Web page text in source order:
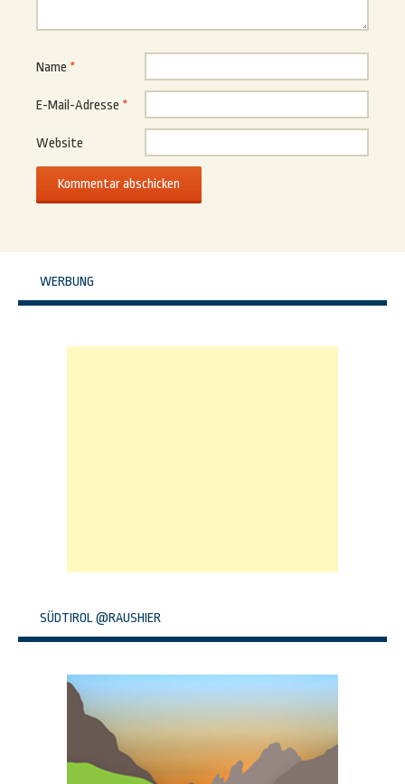
Name *
E-Mail-Adresse *
Website
WERBUNG
SÜDTIROL @RAUSHIER